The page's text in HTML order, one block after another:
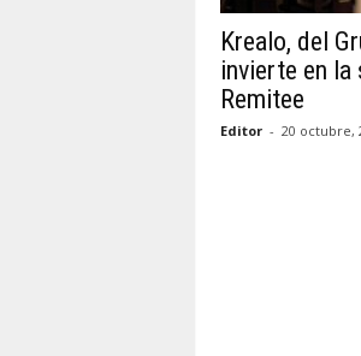
Krealo, del
invierte en la
Remitee
Editor - 20 octubre,